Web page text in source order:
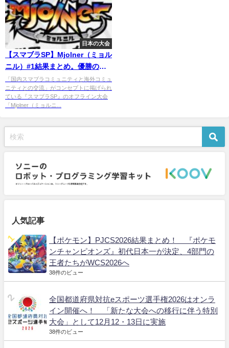
日本の大会
【スマブラSP】Mjolner（ミョル
ニル）#1結果まとめ。優勝の
KEN氏が海外大会Glitch Infinite
への遠征サポートを獲得
「国内スマブラコミュニティと海外コミュ
ニティとの交流」がコンセプトに掲げられ
ている『スマブラSP』のオフライン大会
「Mjolner（ミョルニ...
人気記事
【ポケモン】PJCS2026結果まとめ！ 『ポケモ
ンチャンピオンズ』初代日本一が決定、4部門の
王者たちがWCS2026へ
38件のビュー
全国都道府県対抗eスポーツ選手権2026はオンラ
イン開催へ！ 「新たな大会への移行に伴う特別
大会」として12月12・13日に実施
38件のビュー